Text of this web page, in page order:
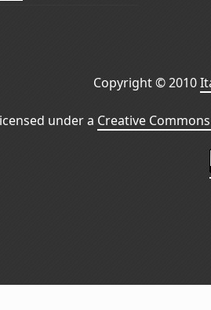
Copyright © 2010
under a Creative